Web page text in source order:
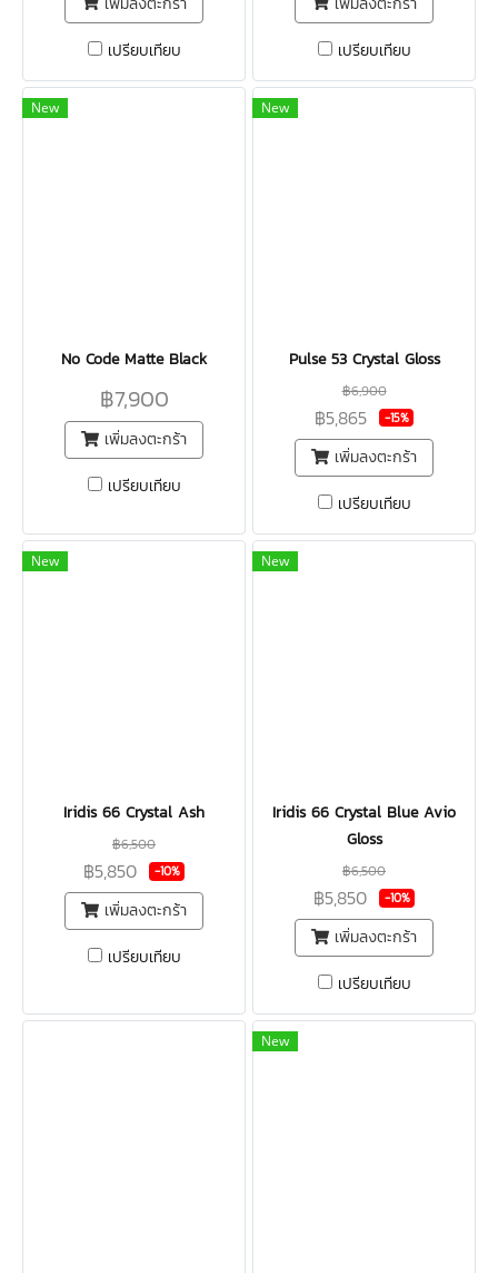
เปรียบเทียบ
เปรียบเทียบ
New
No Code Matte Black
฿7,900
เพิ่มลงตะกร้า
เปรียบเทียบ
New
Pulse 53 Crystal Gloss
฿6,900
฿5,865 -15%
เพิ่มลงตะกร้า
เปรียบเทียบ
New
Iridis 66 Crystal Ash
฿6,500
฿5,850 -10%
เพิ่มลงตะกร้า
เปรียบเทียบ
New
Iridis 66 Crystal Blue Avio
Gloss
฿6,500
฿5,850 -10%
เพิ่มลงตะกร้า
เปรียบเทียบ
New